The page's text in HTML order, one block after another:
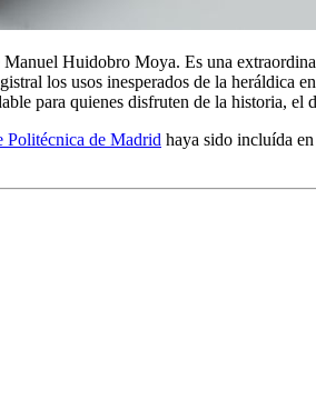
Manuel Huidobro Moya. Es una
los usos inesperados de la heráldica
para quienes disfruten de la historia, el
Politécnica de Madrid haya sido incluída